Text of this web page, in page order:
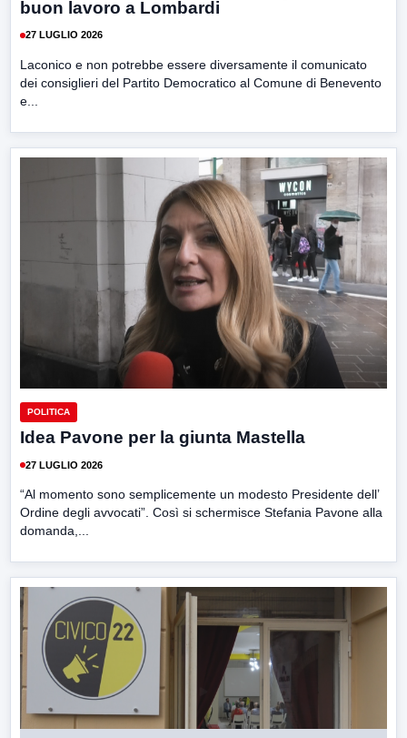
buon lavoro a Lombardi
27 LUGLIO 2026
Laconico e non potrebbe essere diversamente il comunicato
dei consiglieri del Partito Democratico al Comune di Benevento
e...
POLITICA
Idea Pavone per la giunta Mastella
27 LUGLIO 2026
“Al momento sono semplicemente un modesto Presidente dell’
Ordine degli avvocati”. Così si schermisce Stefania Pavone alla
domanda,...